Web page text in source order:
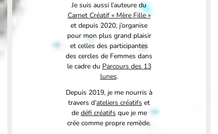
Je suis aussi l’auteure du
Carnet Créatif « Mère Fille »
et depuis 2020, j’organise
pour mon plus grand plaisir
et celles des participantes
des cercles de Femmes dans
le cadre du Parcours des 13
lunes.
Depuis 2019, je me nourris à
travers d’ateliers créatifs et
de défi créatifs que je me
crée comme propre remède.